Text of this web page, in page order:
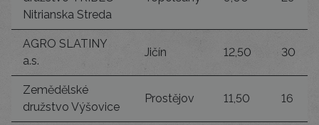
Nitrianska Streda
AGRO SLATINY
a.s.
Jičín 12,50 30
Zemědělské
družstvo Výšovice
Prostějov 11,50 16